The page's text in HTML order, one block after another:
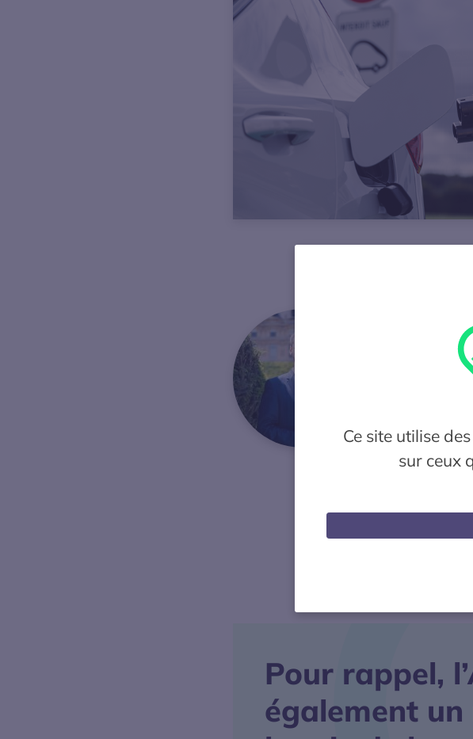
Ce site utilise
sur ceux
L’année
cap
mois de
dépasse le
recharge,
catégorie
recharge
taux
Pour rappel,
également